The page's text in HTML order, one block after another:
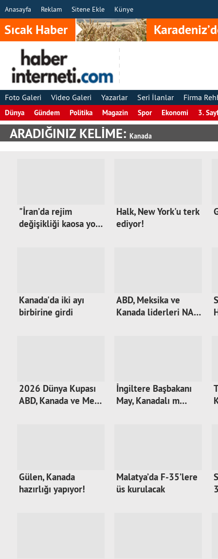
Anasayfa Reklam Sitene Ekle Künye
Sıcak Haber
Foto Galeri Video Galeri Yazarlar Seri İlanlar Firma
Dünya Gündem Politika Magazin Spor Ekonomi 3.
ARADIĞINIZ KELİME: Kanada
"İran’da rejim
değişikliği kaosa yo…
Halk, New York'u terk
ediyor!
Kanada'da iki ayı
birbirine girdi
ABD, Meksika ve
Kanada liderleri NA…
2026 Dünya Kupası
ABD, Kanada ve Me…
İngiltere Başbakanı
May, Kanadalı m…
Gülen, Kanada
hazırlığı yapıyor!
Malatya’da F-35’lere
üs kurulacak